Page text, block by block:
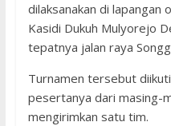
dilaksanakan di lapangan
Kasidi Dukuh Mulyorejo
tepatnya jalan raya
Turnamen tersebut
pesertanya dari masing-
mengirimkan satu tim.